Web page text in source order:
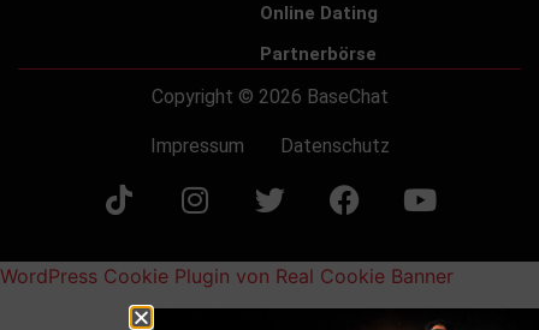
Online Dating
Partnerbörse
Copyright © 2026 BaseChat
Impressum Datenschutz
WordPress Cookie Plugin von Real Cookie Banner